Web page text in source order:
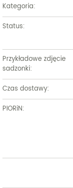
Kategoria:
Status:
Przykładowe zdjęcie
sadzonki:
Czas dostawy:
PIORiN: